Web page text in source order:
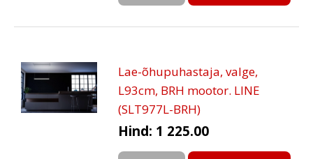
Lae-õhupuhastaja, valge,
L93cm, BRH mootor. LINE
(SLT977L-BRH)
Hind: 1 225.00